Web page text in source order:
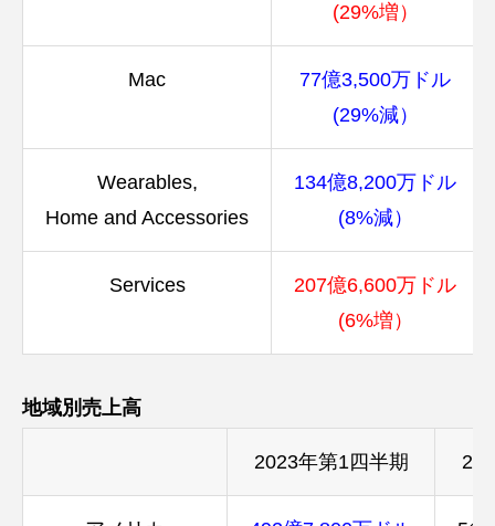
(29%増）
Mac
77億3,500万ドル
(29%減）
Wearables,
Home and Accessories
134億8,200万ドル
(8%減）
Services
207億6,600万ドル
(6%増）
地域別売上高
2023年第1四半期